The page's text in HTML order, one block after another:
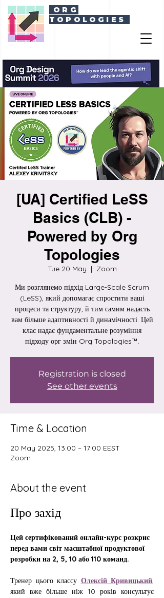
ORG
TOPOLOGIES
[UA] Certified LeSS
Basics (CLB) -
Powered by Org
Topologies
Tue 20 May
  |
Zoom
Ми розглянемо підхід Large-Scale Scrum
(LeSS), який допомагає спростити ваші
процеси та структуру, й тим самим надасть
вам більше адаптивності й динамічності. Цей
клас надає фундаментальне розуміння
підходу орг змін Org Topologies™.
Registration is closed
See other events
Time & Location
20 May 2025, 13:00 – 17:00 EEST
Zoom
About the event
Про захід
Цей сертифікований онлайн-курс розкриє
перед вами світ масштабної продуктової
розробки на 2, 5, 10 або 110 команд.
Тренер цього классу Олексій Кривицький,
який вже більше ніж 10 років консультує